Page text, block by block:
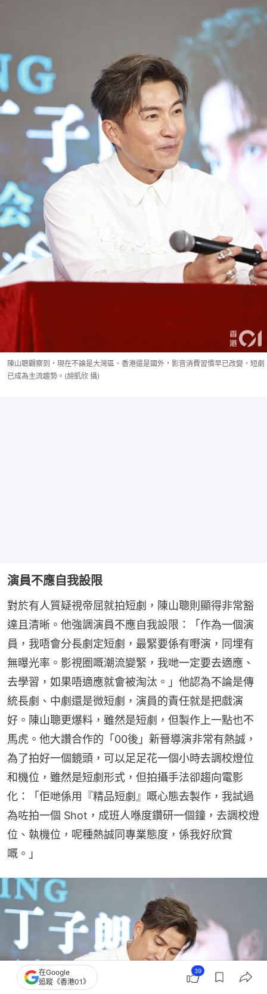
陳山聰觀察到，現在不論是大灣區、香港還是國外，影音消費習慣早已改變，短劇
已成為主流趨勢。(胡凱欣 攝)
演員不應自我設限
對於有人質疑視帝屈就拍短劇，陳山聰則顯得非常豁
達且清晰。他強調演員不應自我設限：「作為一個演
員，我唔會分長劇定短劇，最緊要係有嘢演，同埋有
無曝光率。影視圈嘅潮流變緊，我哋一定要去適應、
去學習，如果唔適應就會被淘汰。」他認為不論是傳
統長劇、中劇還是微短劇，演員的責任就是把戲演
好。陳山聰更爆料，雖然是短劇，但製作上一點也不
馬虎。他大讚合作的「00後」新晉導演非常有熱誠，
為了拍好一個鏡頭，可以足足花一個小時去調校燈位
和機位，雖然是短劇形式，但拍攝手法卻趨向電影
化：「佢哋係用『精品短劇』嘅心態去製作，我試過
為咗拍一個 Shot，成班人喺度鑽研一個鐘，去調校燈
位、執機位，呢種熱誠同專業態度，係我好欣賞
嘅。」
在Google
追蹤《香港01》
39